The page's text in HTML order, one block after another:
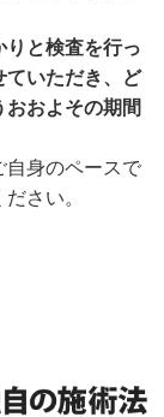
りと検査を行っ
ていただき、ど
およその期間
自身のペースで
さい。